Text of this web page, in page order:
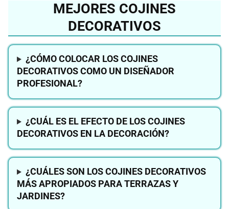
MEJORES COJINES
DECORATIVOS
¿CÓMO COLOCAR LOS COJINES
DECORATIVOS COMO UN DISEÑADOR
PROFESIONAL?
¿CUÁL ES EL EFECTO DE LOS COJINES
DECORATIVOS EN LA DECORACIÓN?
¿CUÁLES SON LOS COJINES DECORATIVOS
MÁS APROPIADOS PARA TERRAZAS Y
JARDINES?